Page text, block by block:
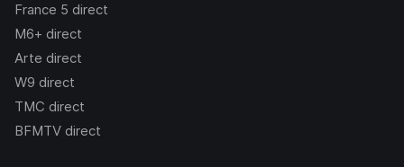
France 5 direct
M6+ direct
Arte direct
W9 direct
TMC direct
BFMTV direct